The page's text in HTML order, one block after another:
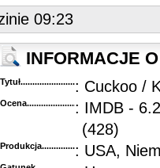
09:23
INFORMACJE
Tytuł............................................
: Cuckoo /
Ocena.............................................
: IMDB -
(428)
Produkcja.........................................
: USA,